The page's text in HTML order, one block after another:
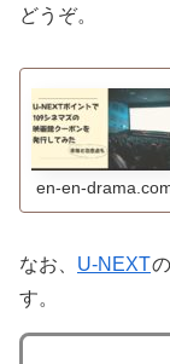
どうぞ。
en-en-
なお、 U-NEXTの
す。